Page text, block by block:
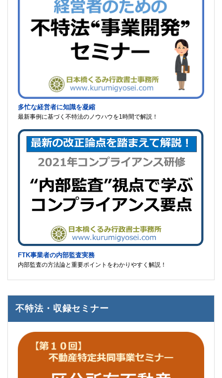
多忙な経営者に知識を凝縮
最新事例に基づく不特法のノウハウを1時間で解説！
FTK事業者の内部監査実務
内部監査の方法論と重要ポイントをわかりやすく解説！
不特法・収録セミナー